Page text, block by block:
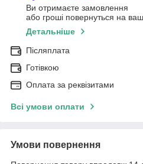
Ви отримаєте замовлення
або гроші повернуться на
Детальніше
Післяплата
Готівкою
Оплата за реквізитами
Всі умови оплати
Умови повернення